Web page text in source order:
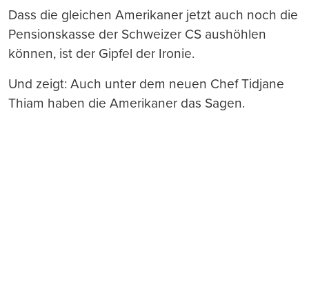
Dass die gleichen Amerikaner jetzt auch noch die
Pensionskasse der Schweizer CS aushöhlen
können, ist der Gipfel der Ironie.
Und zeigt: Auch unter dem neuen Chef Tidjane
Thiam haben die Amerikaner das Sagen.